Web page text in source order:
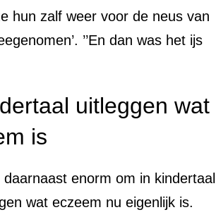
hun zalf weer voor de neus van
’’En dan was het ijs
uitleggen wat
is
daarnaast enorm om in kindertaal
wat eczeem nu eigenlijk is.